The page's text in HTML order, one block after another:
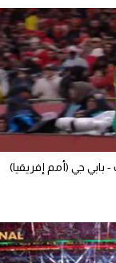
جي (أمم إفريقيا)